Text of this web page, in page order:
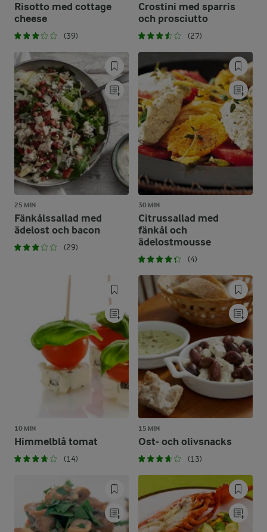
Risotto med cottage
cheese
(39)
Crostini med sparris
och prosciutto
(27)
25 MIN
Fänkålssallad med
ädelost och bacon
(29)
30 MIN
Citrussallad med
fänkål och
ädelostmousse
(4)
10 MIN
Himmelblå tomat
(14)
15 MIN
Ost- och olivsnacks
(13)